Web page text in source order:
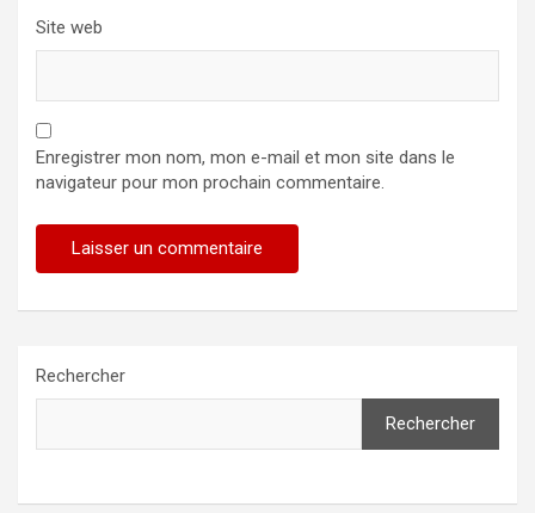
Site web
Enregistrer mon nom, mon e-mail et mon site dans le
navigateur pour mon prochain commentaire.
Rechercher
Rechercher